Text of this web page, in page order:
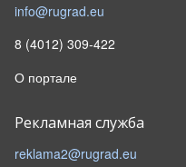
info@rugrad.eu
8 (4012) 309-422
О портале
Рекламная служба
reklama2@rugrad.eu